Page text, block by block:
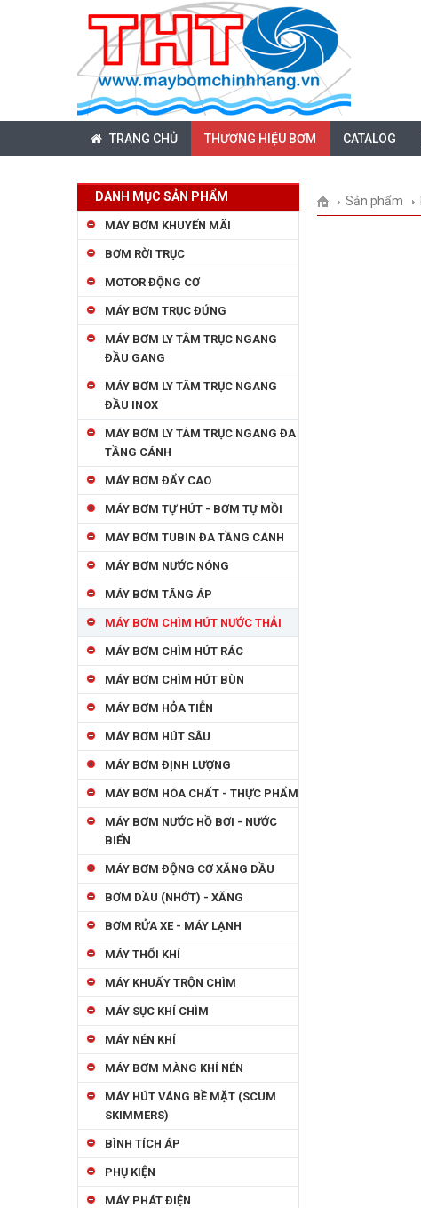
TRANG CHỦ THƯƠNG HIỆU BƠM CATALOG
DANH MỤC SẢN PHẨM
MÁY BƠM KHUYẾN MÃI
BƠM RỜI TRỤC
MOTOR ĐỘNG CƠ
MÁY BƠM TRỤC ĐỨNG
MÁY BƠM LY TÂM TRỤC NGANG
ĐẦU GANG
MÁY BƠM LY TÂM TRỤC NGANG
ĐẦU INOX
MÁY BƠM LY TÂM TRỤC NGANG ĐA
TẦNG CÁNH
MÁY BƠM ĐẨY CAO
MÁY BƠM TỰ HÚT - BƠM TỰ MỒI
MÁY BƠM TUBIN ĐA TẦNG CÁNH
MÁY BƠM NƯỚC NÓNG
MÁY BƠM TĂNG ÁP
MÁY BƠM CHÌM HÚT NƯỚC THẢI
MÁY BƠM CHÌM HÚT RÁC
MÁY BƠM CHÌM HÚT BÙN
MÁY BƠM HỎA TIỄN
MÁY BƠM HÚT SÂU
MÁY BƠM ĐỊNH LƯỢNG
MÁY BƠM HÓA CHẤT - THỰC PHẨM
MÁY BƠM NƯỚC HỒ BƠI - NƯỚC
BIỂN
MÁY BƠM ĐỘNG CƠ XĂNG DẦU
BƠM DẦU (NHỚT) - XĂNG
BƠM RỬA XE - MÁY LẠNH
MÁY THỔI KHÍ
MÁY KHUẤY TRỘN CHÌM
MÁY SỤC KHÍ CHÌM
MÁY NÉN KHÍ
MÁY BƠM MÀNG KHÍ NÉN
MÁY HÚT VÁNG BỀ MẶT (SCUM
SKIMMERS)
BÌNH TÍCH ÁP
PHỤ KIỆN
MÁY PHÁT ĐIỆN
Sản phẩm